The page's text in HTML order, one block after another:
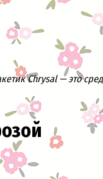
Chrysal — это